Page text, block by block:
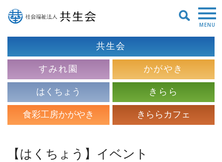
MENU
共生会
すみれ園
かがやき
はくちょう
きらら
食彩工房かがやき
きららカフェ
【はくちょう】イベント